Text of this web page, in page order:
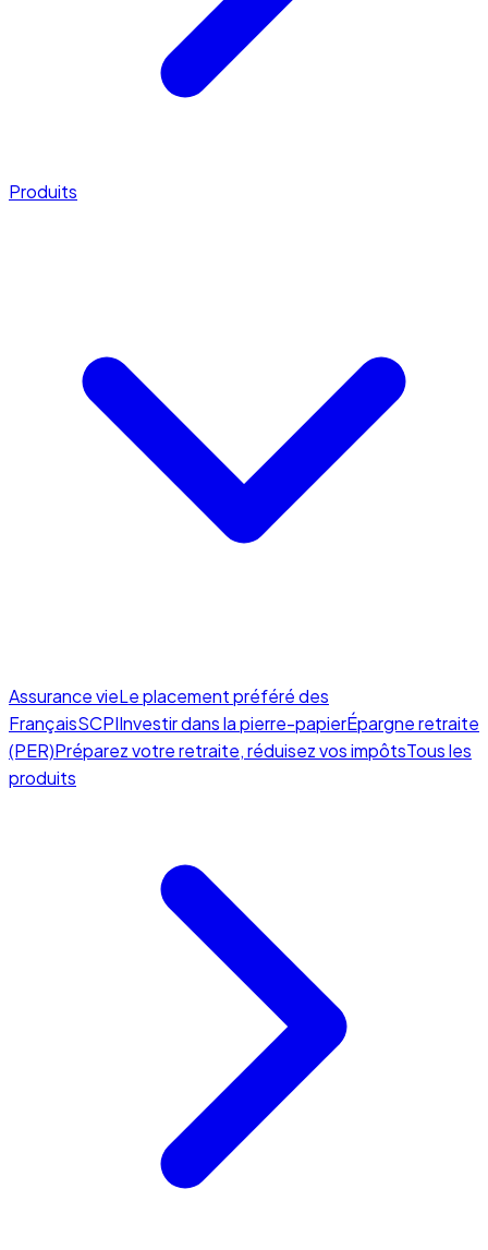
Produits
Assurance vieLe placement préféré des
FrançaisSCPIInvestir dans la pierre-papierÉpargne retraite
(PER)Préparez votre retraite, réduisez vos impôtsTous les
produits